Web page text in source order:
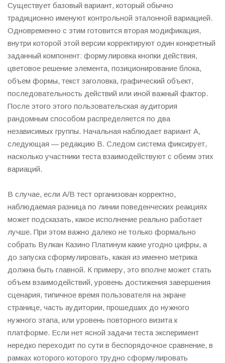
Существует базовый вариант, который обычно
традиционно именуют контрольной эталонной вариацией.
Одновременно с этим готовится вторая модификация,
внутри которой этой версии корректируют один конкретный
заданный компонент: формулировка кнопки действия,
цветовое решение элемента, позиционирование блока,
объем формы, текст заголовка, графический объект,
последовательность действий или иной важный фактор.
После этого этого пользовательская аудитория
рандомным способом распределяется по два
независимых группы. Начальная наблюдает вариант A,
следующая — редакцию B. Следом система фиксирует,
насколько участники теста взаимодействуют с обеим этих
вариаций.
В случае, если A/B тест организован корректно,
наблюдаемая разница по линии поведенческих реакциях
может подсказать, какое исполнение реально работает
лучше. При этом важно далеко не только формально
собрать Вулкан Казино Платинум какие угодно цифры, а
до запуска сформулировать, какая из именно метрика
должна быть главной. К примеру, это вполне может стать
объем взаимодействий, уровень достижения завершения
сценария, типичное время пользователя на экране
странице, часть аудитории, прошедших до нужного
нужного этапа, или уровень повторного визита к
платформе. Если нет ясной задачи теста эксперимент
нередко переходит по сути в беспорядочное сравнение, в
рамках которого которого трудно сформулировать